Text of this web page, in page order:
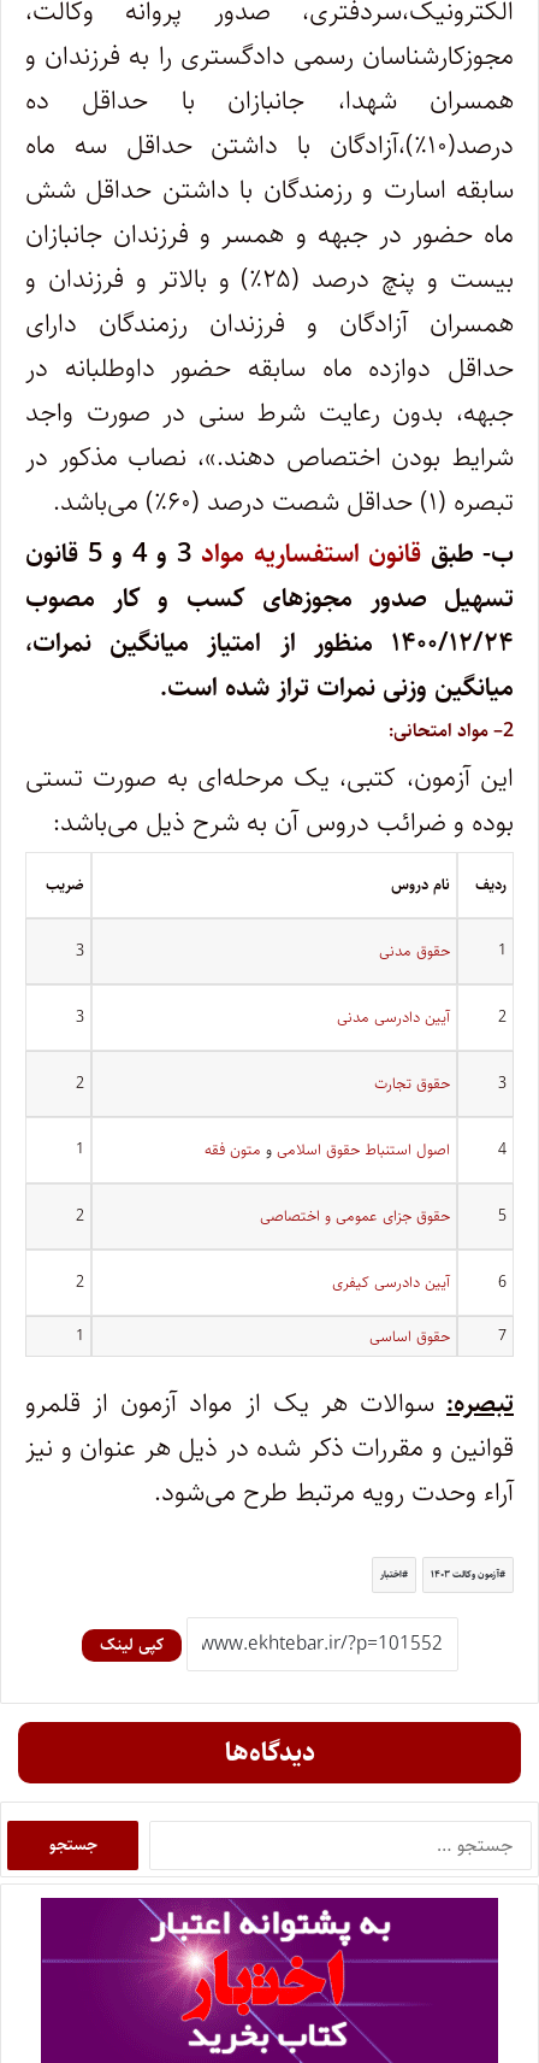
الکترونیک،سردفتری، صدور پروانه وکالت،
مجوزکارشناسان رسمی دادگستری را به فرزندان و
همسران شهدا، جانبازان با حداقل ده
درصد(۱۰٪)،آزادگان با داشتن حداقل سه ماه
سابقه اسارت و رزمندگان با داشتن حداقل شش
ماه حضور در جبهه و همسر و فرزندان جانبازان
بیست و پنچ درصد (۲۵٪) و بالاتر و فرزندان و
همسران آزادگان و فرزندان رزمندگان دارای
حداقل دوازده ماه سابقه حضور داوطلبانه در
جبهه، بدون رعایت شرط سنی در صورت واجد
شرایط بودن اختصاص دهند.»، نصاب مذکور در
تبصره (۱) حداقل شصت درصد (۶۰٪) می‌باشد.
ب- طبق قانون استفساریه مواد 3 و4 و 5 قانون
تسهیل صدور مجوزهای کسب و کار مصوب
۱۴۰۰/۱۲/۲۴ منظور از امتیاز میانگین نمرات،
میانگین وزنی نمرات تراز شده است.
2– مواد امتحانی:
این آزمون، کتبی، یک مرحله‌ای به صورت تستی
بوده و ضرائب دروس آن به شرح ذیل می‌باشد:
ردیف نام دروس ضریب
1 حقوق مدنی 3
2 آیین دادرسی مدنی 3
3 حقوق تجارت 2
4 اصول استنباط حقوق اسلامی و متون فقه 1
5 حقوق جزای عمومی و اختصاصی 2
6 آیین دادرسی کیفری 2
7 حقوق اساسی 1
تبصره: سوالات هر یک از مواد آزمون از قلمرو
قوانین و مقررات ذکر شده در ذیل هر عنوان و نیز
آراء وحدت رویه مرتبط طرح می‌شود.
آزمون وکالت ۱۴۰۳ اختبار
کپی لینک
دیدگاه‌ها